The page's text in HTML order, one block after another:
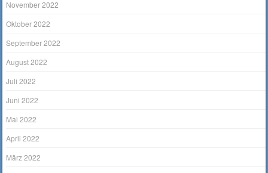
November 2022
Oktober 2022
September 2022
August 2022
Juli 2022
Juni 2022
Mai 2022
April 2022
März 2022